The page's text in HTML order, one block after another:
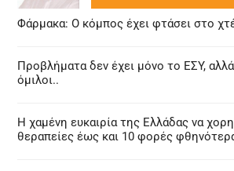
Φάρμακα: Ο κόμπος έχει φτάσει στο
Προβλήματα δεν έχει μόνο το ΕΣΥ, αλλά
όμιλοι..
Η χαμένη ευκαιρία της Ελλάδας να
θεραπείες έως και 10 φορές